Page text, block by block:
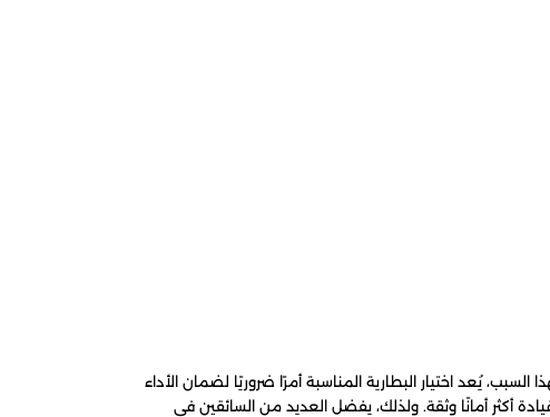
يُعد اختيار البطارية المناسبة أمرًا ضروريًا لضمان الأداء
أكثر أمانًا وثقة. ولذلك، يفضل العديد من السائقين في